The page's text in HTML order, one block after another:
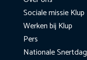
Sociale missie Klup
Werken bij Klup
Pers
Nationale Snertdag